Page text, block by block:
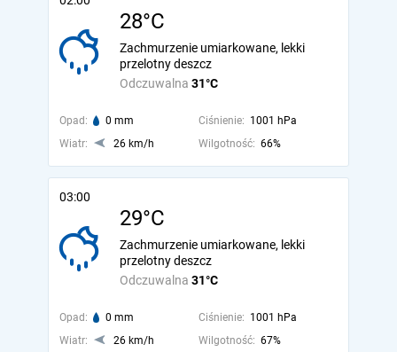
28°C
Odczuwalna 31°C
Zachmurzenie umiarkowane, lekki
przelotny deszcz
Opad: 0 mm Ciśnienie: 1001 hPa
Wiatr:
26 km/h Wilgotność: 66%
03:00
29°C
Odczuwalna 31°C
Zachmurzenie umiarkowane, lekki
przelotny deszcz
Opad: 0 mm Ciśnienie: 1001 hPa
Wiatr:
26 km/h Wilgotność: 67%